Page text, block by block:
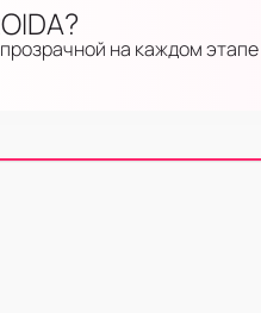
на каждом этапе